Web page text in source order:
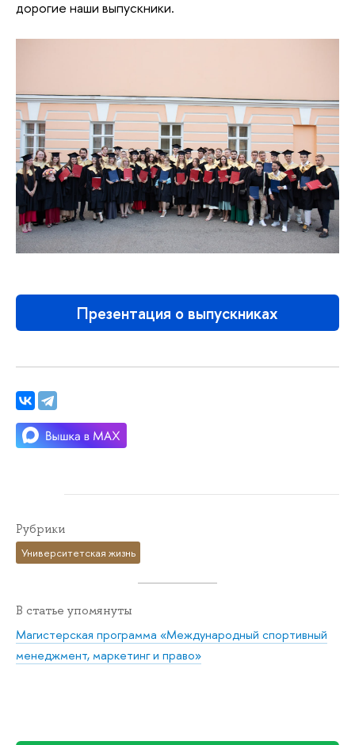
дорогие наши выпускники.
Презентация о выпускниках
Рубрики
Университетская жизнь
В статье упомянуты
Магистерская программа «Международный спортивный
менеджмент, маркетинг и право»